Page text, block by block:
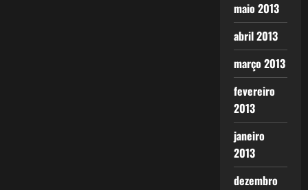
maio 2013
abril 2013
março 2013
fevereiro
2013
janeiro
2013
dezembro